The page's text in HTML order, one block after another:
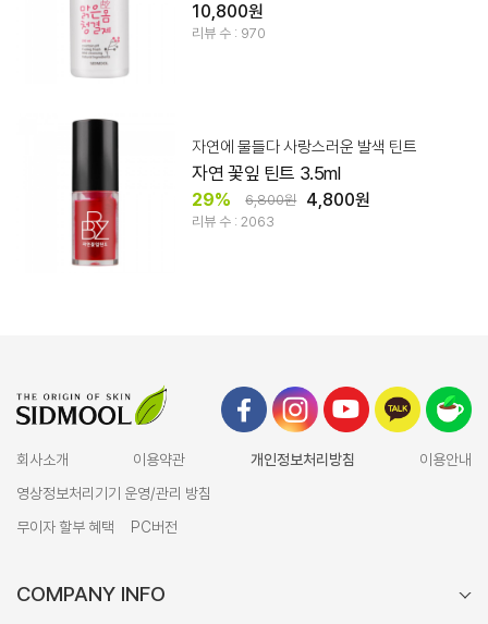
10,800원
리뷰 수 : 970
자연에 물들다 사랑스러운 발색 틴트
자연 꽃잎 틴트 3.5ml
29% 6,800원 4,800원
리뷰 수 : 2063
회사소개 이용약관 개인정보처리방침
이용안내
영상정보처리기기 운영/관리 방침
무이자 할부 혜택
PC버전
COMPANY INFO